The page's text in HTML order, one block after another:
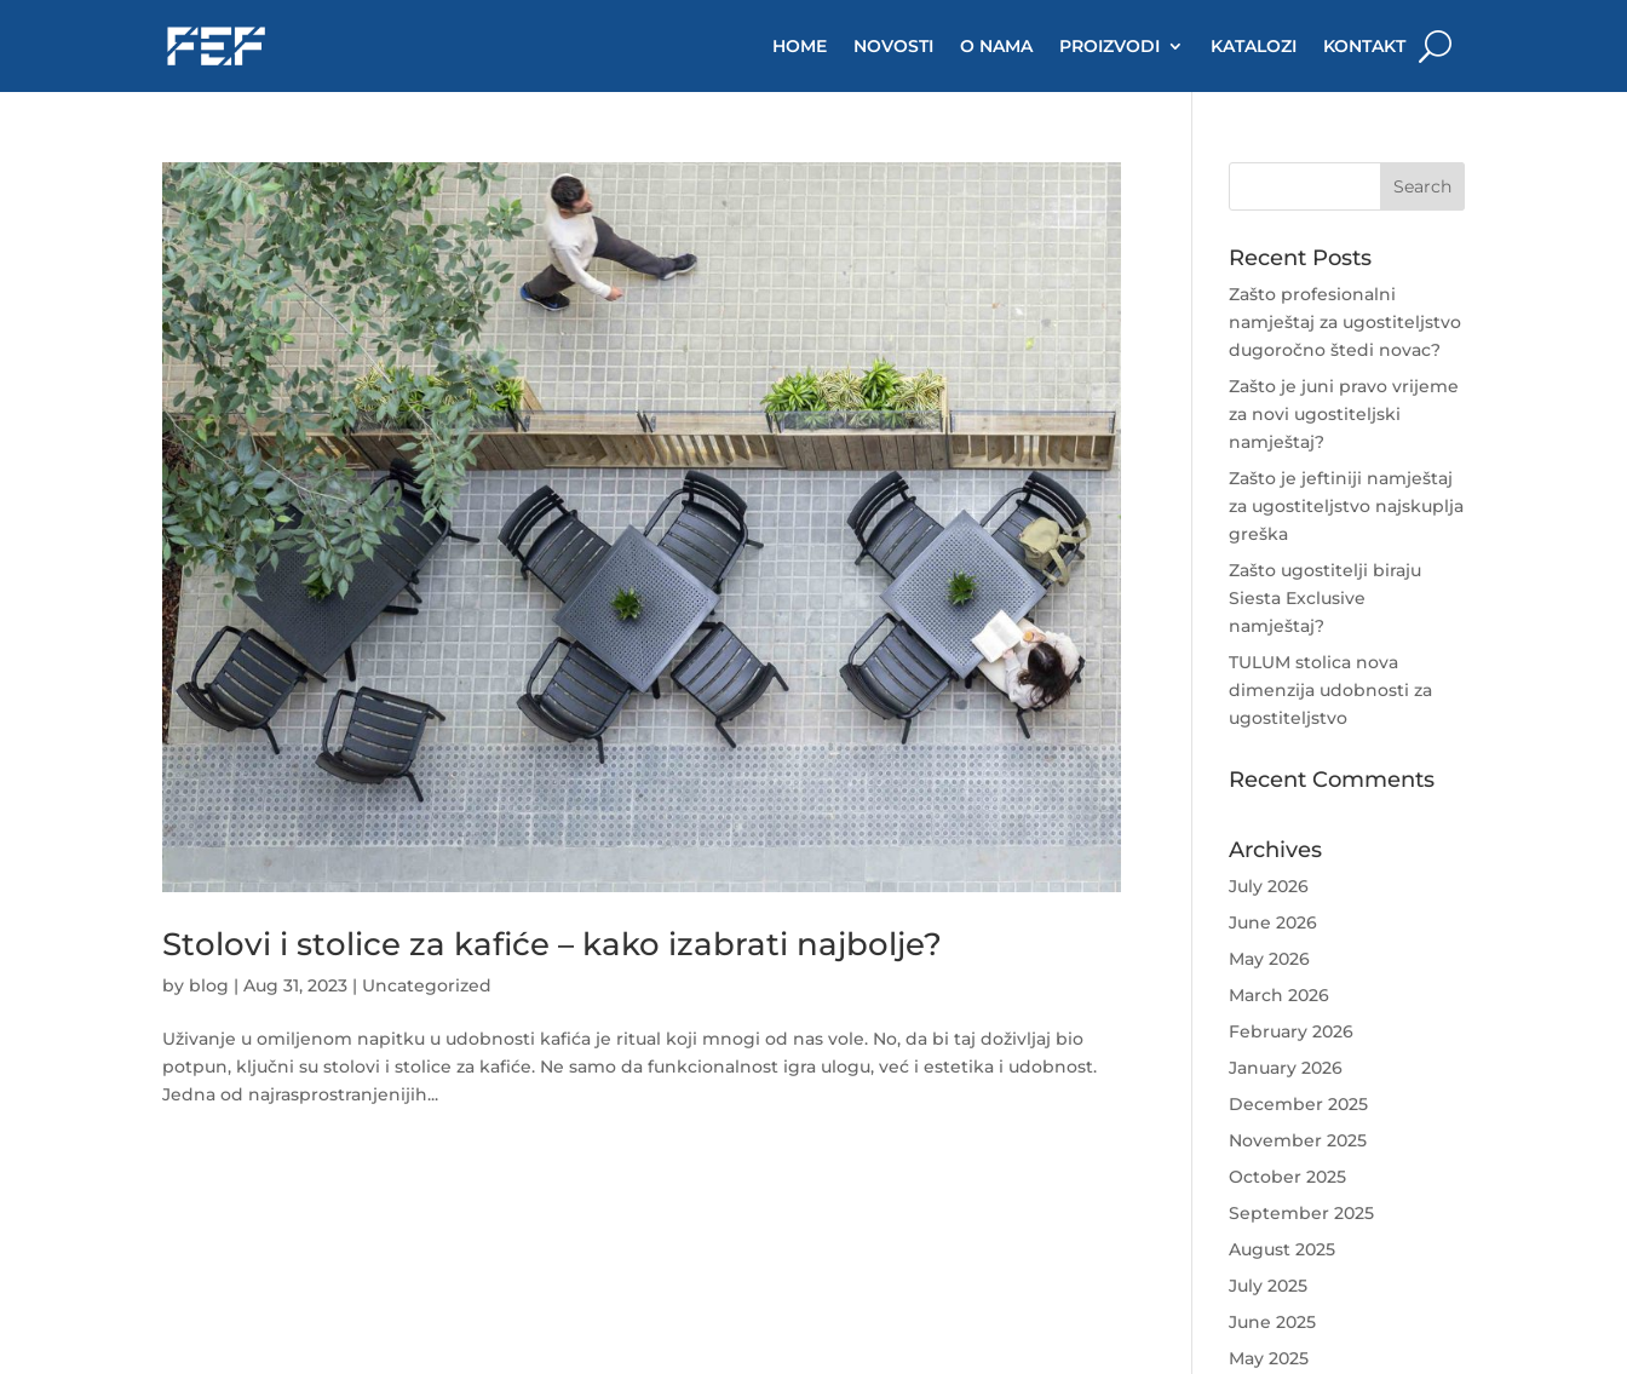
HOME NOVOSTI O NAMA PROIZVODI KATALOZI KONTAKT
Stolovi i stolice za kafiće – kako izabrati najbolje?
by blog |Aug 31, 2023 | Uncategorized
Uživanje u omiljenom napitku u udobnosti kafića je ritual koji mnogi od nas vole. No, da bi taj doživljaj bio
potpun, ključni su stolovi i stolice za kafiće. Ne samo da funkcionalnost igra ulogu, već i estetika i udobnost.
Jedna od najrasprostranjenijih...
Recent Posts
Zašto profesionalni
namještaj za ugostiteljstvo
dugoročno štedi novac?
Zašto je juni pravo vrijeme
za novi ugostiteljski
namještaj?
Zašto je jeftiniji namještaj
za ugostiteljstvo najskuplja
greška
Zašto ugostitelji biraju
Siesta Exclusive
namještaj?
TULUM stolica nova
dimenzija udobnosti za
ugostiteljstvo
Recent Comments
Archives
July 2026
June 2026
May 2026
March 2026
February 2026
January 2026
December 2025
November 2025
October 2025
September 2025
August 2025
July 2025
June 2025
May 2025